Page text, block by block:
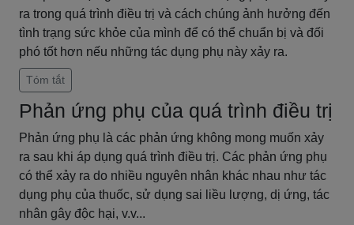
ra trong quá trình điều trị và cách chúng ảnh hưởng đến
tình trạng sức khỏe của mình để có thể chuẩn bị và đối
phó tốt hơn nếu những tác dụng phụ này xảy ra.
Tóm tắt
Phản ứng phụ của quá trình điều trị
Phản ứng phụ là các phản ứng không mong muốn xảy
ra sau khi áp dụng quá trình điều trị. Các phản ứng phụ
có thể xảy ra do nhiều nguyên nhân khác nhau như tác
dụng phụ của thuốc, sử dụng sai liều lượng, dị ứng, tác
nhân gây độc hại, v.v...